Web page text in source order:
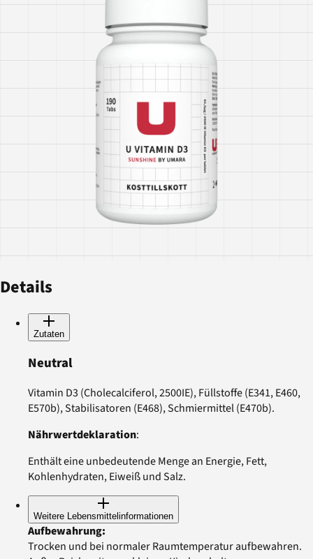
Details
Zutaten
Neutral
Vitamin D3 (Cholecalciferol, 2500IE), Füllstoffe (E341, E460,
E570b), Stabilisatoren (E468), Schmiermittel (E470b).
Nährwertdeklaration:
Enthält eine unbedeutende Menge an Energie, Fett,
Kohlenhydraten, Eiweiß und Salz.
Weitere Lebensmittelinformationen
Aufbewahrung:
Trocken und bei normaler Raumtemperatur aufbewahren.